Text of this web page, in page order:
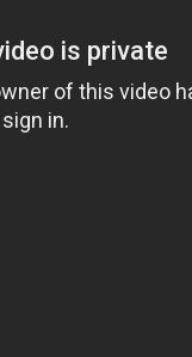
Nederland